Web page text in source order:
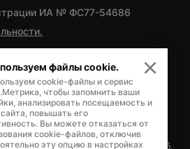
ИА № ФС77-54686
Поздеев
внутренней политики Ямало-
округа
мкр. Богдана Кнунянца, д.1, каб.
файлы cookie.
cookie-файлы и сервис
чтобы запомнить ваши
анализировать посещаемость и
повышать его
Вы можете отказаться от
cookie-файлов, отключив
эту опцию в настройках